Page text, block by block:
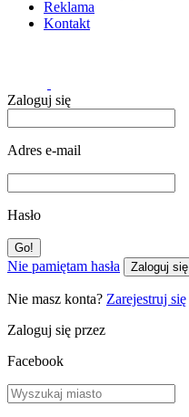
Reklama
Kontakt
Zaloguj się
Adres e-mail
Hasło
Nie pamiętam hasła Zaloguj się
Nie masz konta? Zarejestruj się
Zaloguj się przez
Facebook